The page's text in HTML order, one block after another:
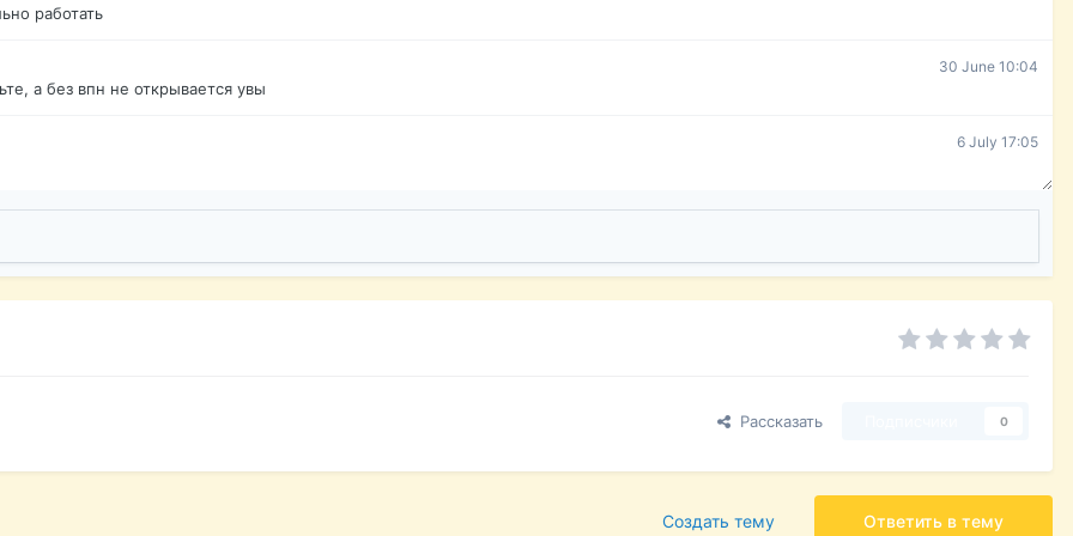
работать
30 June 10:04
а без впн не открывается увы
6 July 17:05
Рассказать 0
Ответить в тему
Создать тему